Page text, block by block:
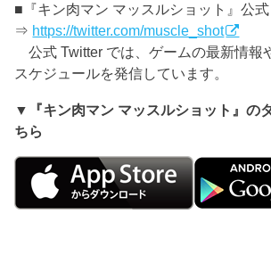
■『キン肉マン マッスルショット』公
⇒ https://twitter.com/muscle_shot
公式 Twitter では、ゲームの最新情報
スケジュールを発信しています。
▼『キン肉マン マッスルショット』の
ちら